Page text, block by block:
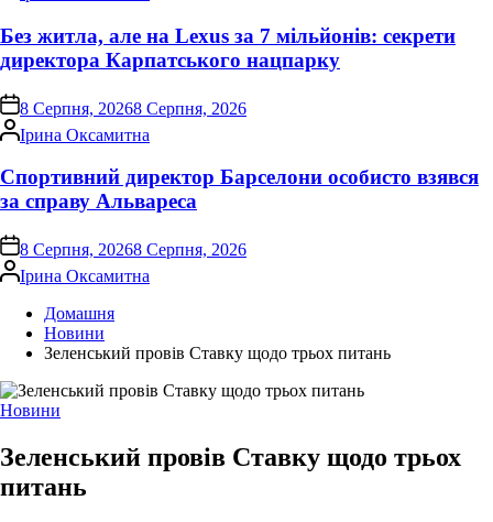
Без житла, але на Lexus за 7 мільйонів: секрети
директора Карпатського нацпарку
on8 Серпня, 20268 Серпня, 2026
Опубліковано
Ірина Оксамитна
Спортивний директор Барселони особисто взявся
за справу Альвареса
on8 Серпня, 20268 Серпня, 2026
Опубліковано
Ірина Оксамитна
Домашня
Новини
Зеленський провів Ставку щодо трьох питань
Опублікувати
Новини
Зеленський провів Ставку щодо трьох
питань